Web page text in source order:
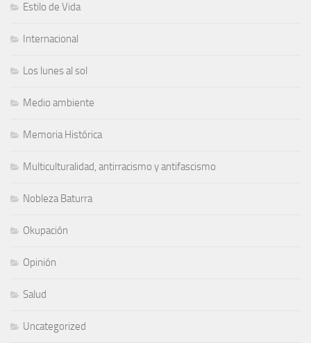
Estilo de Vida
Internacional
Los lunes al sol
Medio ambiente
Memoria Histórica
Multiculturalidad, antirracismo y antifascismo
Nobleza Baturra
Okupación
Opinión
Salud
Uncategorized